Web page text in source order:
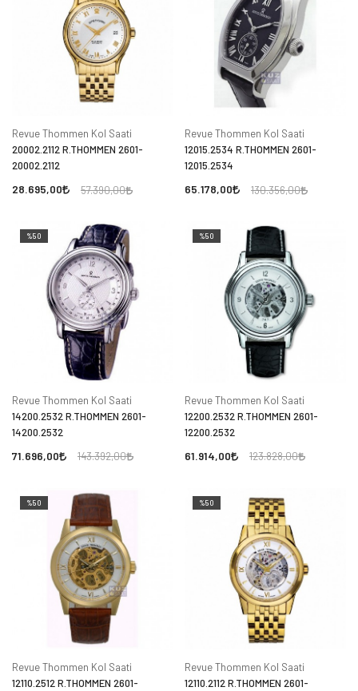
Revue Thommen Kol Saati
20002.2112 R.THOMMEN 2601-
20002.2112
28.695,00 57.390,00
Revue Thommen Kol Saati
12015.2534 R.THOMMEN 2601-
12015.2534
65.178,00 130.356,00
%50
Revue Thommen Kol Saati
14200.2532 R.THOMMEN 2601-
14200.2532
71.696,00 143.392,00
%50
Revue Thommen Kol Saati
12200.2532 R.THOMMEN 2601-
12200.2532
61.914,00 123.828,00
%50
Revue Thommen Kol Saati
12110.2512 R.THOMMEN 2601-
%50
Revue Thommen Kol Saati
12110.2112 R.THOMMEN 2601-